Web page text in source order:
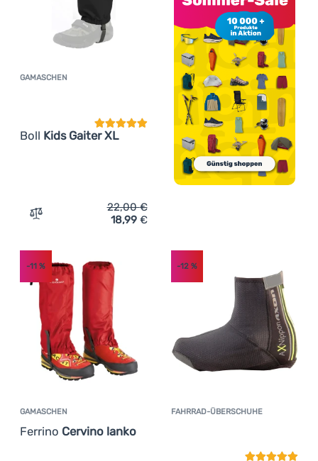
GAMASCHEN
Boll Kids Gaiter XL
Kundenbewertung
Zum Vergleich 'Gamaschen Boll Kids Gaiter XL'
22,00€
18,99 €
GAMASCHEN
Ferrino Cervino lanko
-11 %
FAHRRAD-ÜBERSCHUHE
-12%